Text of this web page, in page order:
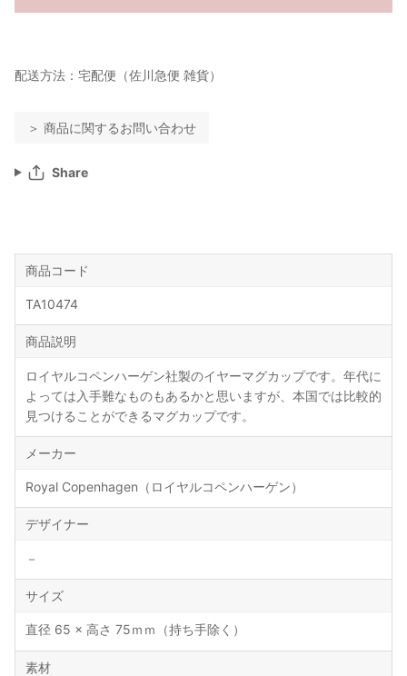
配送方法：宅配便（佐川急便 雑貨）
＞ 商品に関するお問い合わせ
Share
商品コード
TA10474
商品説明
ロイヤルコペンハーゲン社製のイヤーマグカップです。年代に
よっては入手難なものもあるかと思いますが、本国では比較的
見つけることができるマグカップです。
メーカー
Royal Copenhagen（ロイヤルコペンハーゲン）
デザイナー
－
サイズ
直径 65 × 高さ 75ｍｍ（持ち手除く）
素材